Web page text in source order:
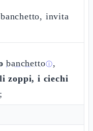
invita
banchettoⓘ,
zoppi, i ciechi
;